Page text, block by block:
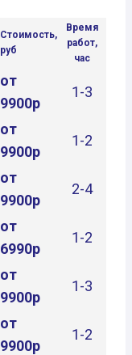
Стоимость,
руб
Время
работ,
час
от
9900р
1-3
от
9900р
1-2
от
9900р
2-4
от
6990р
1-2
от
9900р
1-3
от
9900р
1-2